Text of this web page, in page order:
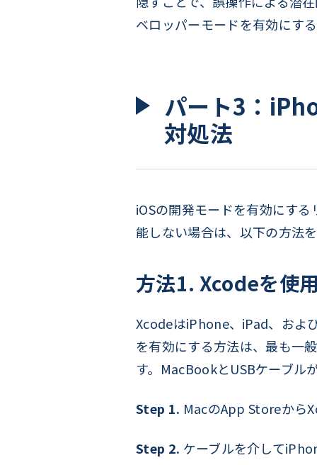
ベロッパーモードを有効にす
パート3：
対処法
iOSの開発モードを有効にす
能しない場合は、以下の方法
方法1. Xcodeを使
XcodeはiPhone、iPad、およ
を有効にする方法は、最も一
す。MacBookとUSBケーブル
Step 1. MacのApp Storeから
Step 2. ケーブルを介して